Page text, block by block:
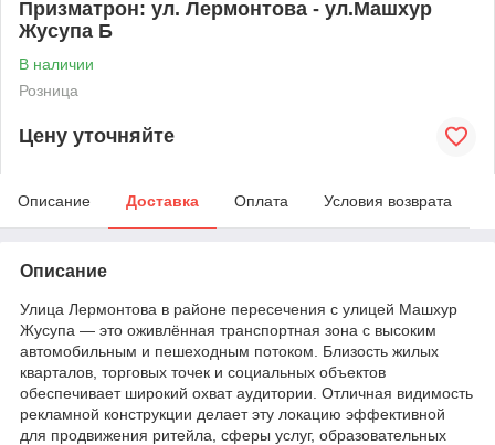
Призматрон: ул. Лермонтова - ул.Машхур
Жусупа Б
В наличии
Розница
Цену уточняйте
Описание Доставка Оплата Условия возврата
Описание
Улица Лермонтова в районе пересечения с улицей Машхур
Жусупа — это оживлённая транспортная зона с высоким
автомобильным и пешеходным потоком. Близость жилых
кварталов, торговых точек и социальных объектов
обеспечивает широкий охват аудитории. Отличная видимость
рекламной конструкции делает эту локацию эффективной
для продвижения ритейла, сферы услуг, образовательных